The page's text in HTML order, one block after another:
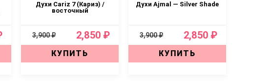
Духи Cariz 7 (Кариз) /
восточный
3,900 ₽ 2,850 ₽
КУПИТЬ
Духи Ajmal — Silver Shade
3,900 ₽ 2,850 ₽
КУПИТЬ